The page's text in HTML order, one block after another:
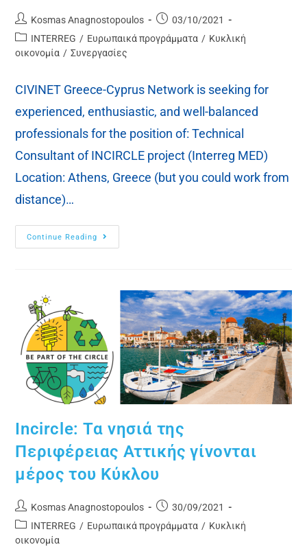
Kosmas Anagnostopoulos
03/10/2021
INTERREG / Ευρωπαικά προγράμματα / Κυκλική
οικονομία / Συνεργασίες
CIVINET Greece-Cyprus Network is seeking for
experienced, enthusiastic, and well-balanced
professionals for the position of: Technical
Consultant of INCIRCLE project (Interreg MED)
Location: Athens, Greece (but you could work from
distance)…
Continue Reading
Incircle: Τα νησιά της
Περιφέρειας Αττικής γίνονται
μέρος του Κύκλου
Kosmas Anagnostopoulos
30/09/2021
INTERREG / Ευρωπαικά προγράμματα / Κυκλική
οικονομία